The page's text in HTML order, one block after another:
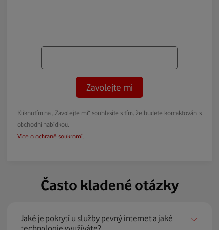
Zavolejte mi
Kliknutím na „Zavolejte mi“ souhlasíte s tím, že budete kontaktováni s
obchodní nabídkou.
Více o ochraně soukromí.
Často kladené otázky
Jaké je pokrytí u služby pevný internet a jaké
technologie využíváte?